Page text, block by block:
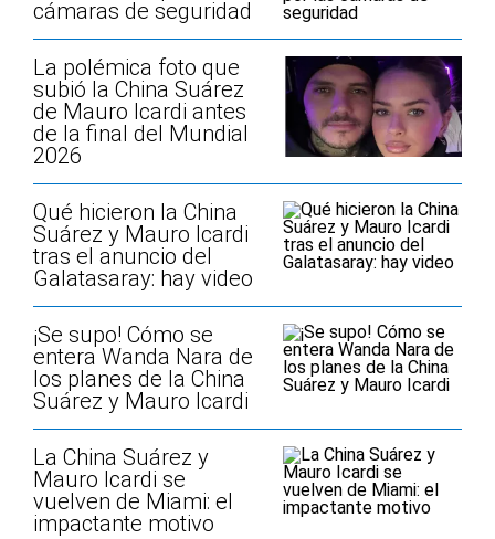
cámaras de seguridad
La polémica foto que
subió la China Suárez
de Mauro Icardi antes
de la final del Mundial
2026
Qué hicieron la China
Suárez y Mauro Icardi
tras el anuncio del
Galatasaray: hay video
¡Se supo! Cómo se
entera Wanda Nara de
los planes de la China
Suárez y Mauro Icardi
La China Suárez y
Mauro Icardi se
vuelven de Miami: el
impactante motivo